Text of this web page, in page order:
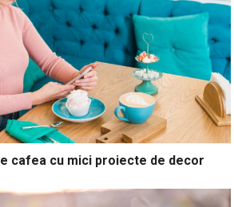
cafea cu mici proiecte de decor